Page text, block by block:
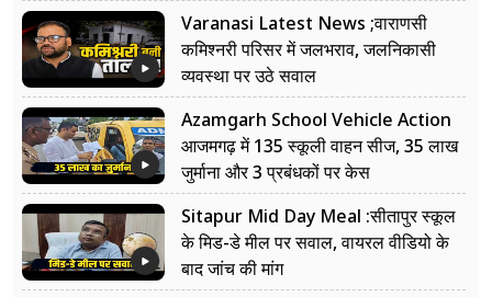
Varanasi Latest News ;वाराणसी
कमिश्नरी परिसर में जलभराव, जलनिकासी
व्यवस्था पर उठे सवाल
Azamgarh School Vehicle Action
आजमगढ़ में 135 स्कूली वाहन सीज, 35 लाख
जुर्माना और 3 प्रबंधकों पर केस
Sitapur Mid Day Meal :सीतापुर स्कूल
के मिड-डे मील पर सवाल, वायरल वीडियो के
बाद जांच की मांग